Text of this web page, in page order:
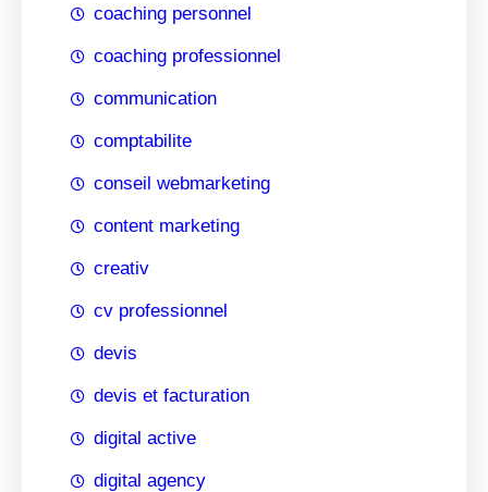
coaching personnel
coaching professionnel
communication
comptabilite
conseil webmarketing
content marketing
creativ
cv professionnel
devis
devis et facturation
digital active
digital agency